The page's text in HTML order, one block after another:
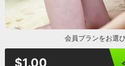
会員プランをお選
$1.00